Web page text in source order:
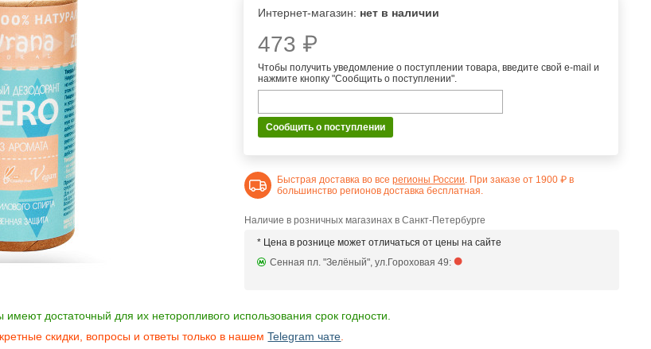
Интернет-магазин: нет в наличии
473 ₽
Чтобы получить уведомление о поступлении товара, введите свой e-mail и
нажмите кнопку "Сообщить о поступлении".
Сообщить о поступлении
Быстрая доставка во всерегионы России. При заказе от 1900 ₽ в
большинство регионов доставка бесплатная.
Наличие в розничных магазинах в Санкт-Петербурге
* Цена в рознице может отличаться от цены на сайте
Сенная пл. "Зелёный", ул.Гороховая 49:
достаточный для их неторопливого использования срок годности.
скидки, вопросы и ответы только в нашемTelegram чате